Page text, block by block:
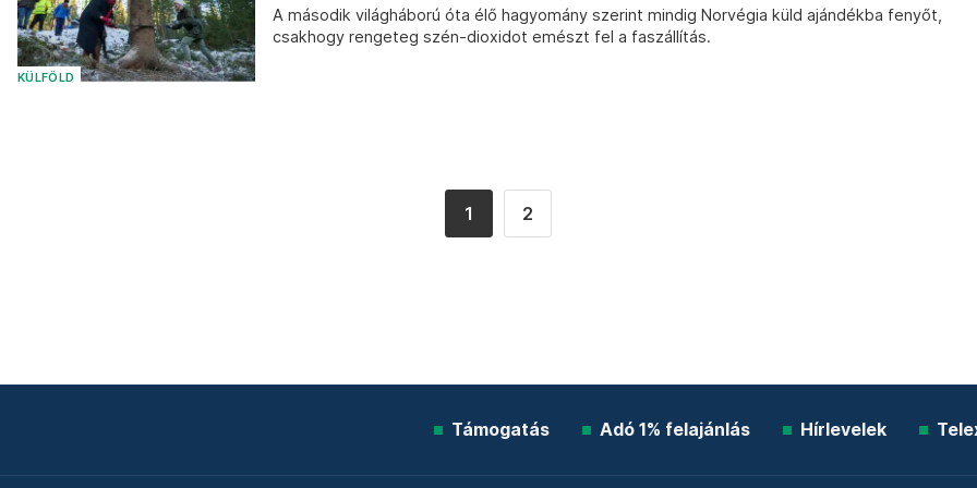
KÜLFÖLD
A második világháború óta élő hagyomány szerint mindig Norvégia küld ajándékba fenyőt,
csakhogy rengeteg szén-dioxidot emészt fel a faszállítás.
1 2
Támogatás Adó 1% felajánlás Hírlevelek